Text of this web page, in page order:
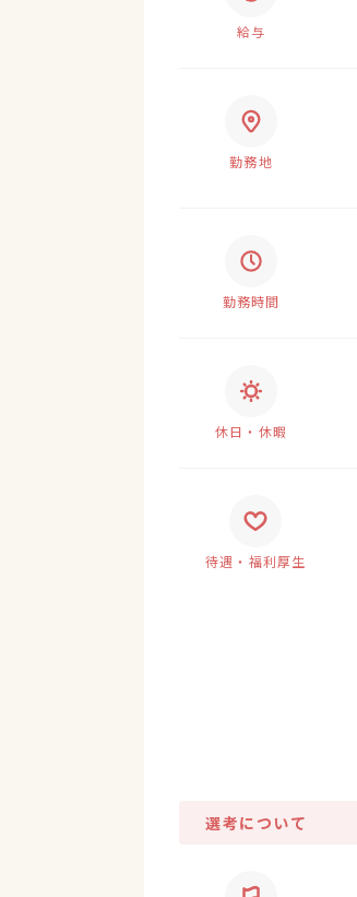
給与
勤務地
勤務時間
休日・休暇
待遇・福利厚生
選考について